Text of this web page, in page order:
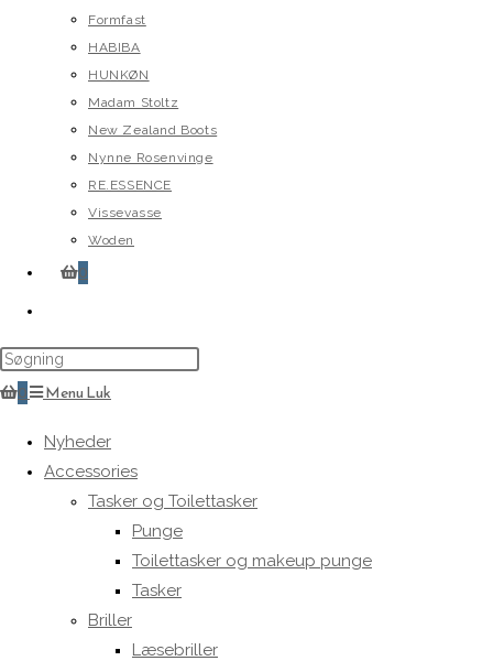
Formfast
HABIBA
HUNKØN
Madam Stoltz
New Zealand Boots
Nynne Rosenvinge
RE.ESSENCE
Vissevasse
Woden
0
website
search
0 MenuLuk
Nyheder
Accessories
Tasker og Toilettasker
Punge
Toilettasker og makeup punge
Tasker
Briller
Læsebriller